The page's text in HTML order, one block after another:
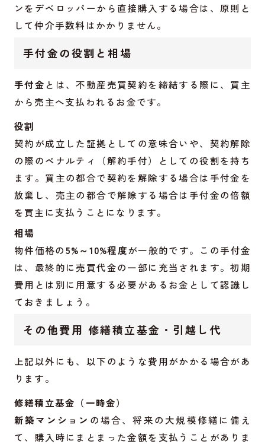
ンをデベロッパーから直接購入する場合は、原則と
して仲介手数料はかかりません。
手付金の役割と相場
手付金 とは、不動産売買契約を締結する際に、買主
から売主へ支払われるお金です。
役割
契約が成立した証拠としての意味合いや、契約解除
の際のペナルティ（解約手付）としての役割を持ち
ます。買主の都合で契約を解除する場合は手付金を
放棄し、売主の都合で解除する場合は手付金の倍額
を買主に支払うことになります。
相場
物件価格の5%～10%程度が一般的です。この手付金
は、最終的に売買代金の一部に充当されます。初期
費用とは別に用意する必要があるお金として認識し
ておきましょう。
その他費用 修繕積立基金・引越し代
上記以外にも、以下のような費用がかかる場合があ
ります。
修繕積立基金（一時金）
新築マンション の場合、将来の大規模修繕に備え
て、購入時にまとまった金額を支払うことがありま